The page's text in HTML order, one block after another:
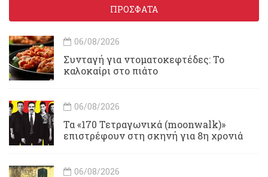
ΠΡΟΣΦΑΤΑ
06/08/2026
Συνταγή για ντοματοκεφτέδες: Το
καλοκαίρι στο πιάτο
06/08/2026
Τα «170 Τετραγωνικά (moonwalk)»
επιστρέφουν στη σκηνή για 8η χρονιά
06/08/2026